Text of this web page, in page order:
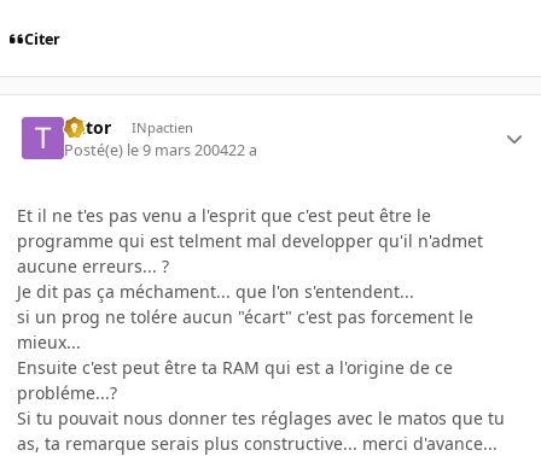
Citer
Ttitor INpactien
Posté(e) le 9 mars 200422 a
Et il ne t'es pas venu a l'esprit que c'est peut être le
programme qui est telment mal developper qu'il n'admet
aucune erreurs... ?
Je dit pas ça méchament... que l'on s'entendent...
si un prog ne tolére aucun "écart" c'est pas forcement le
mieux...
Ensuite c'est peut être ta RAM qui est a l'origine de ce
probléme...?
Si tu pouvait nous donner tes réglages avec le matos que tu
as, ta remarque serais plus constructive... merci d'avance...